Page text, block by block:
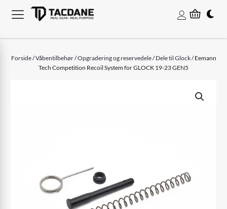
Forside/Våbentilbehør/Opgradering og reservedele/Dele til Glock/ Eemann
Tech Competition Recoil System for GLOCK 19-23 GEN5